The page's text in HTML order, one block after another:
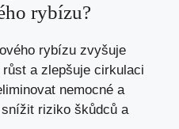
rybízu?
rybízu zvyšuje
a zlepšuje cirkulaci
nemocné a
riziko škůdců a